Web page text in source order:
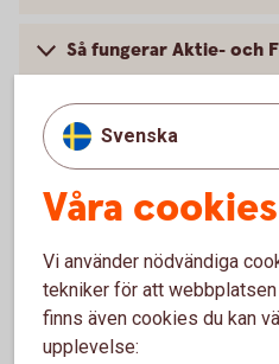
Så fungerar Aktie- och
Svenska
Våra
Vi använder nödvändiga
tekniker för att
finns även cookies du kan
upplevelse: